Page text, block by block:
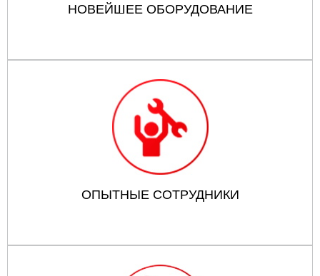
НОВЕЙШЕЕ ОБОРУДОВАНИЕ
ОПЫТНЫЕ СОТРУДНИКИ